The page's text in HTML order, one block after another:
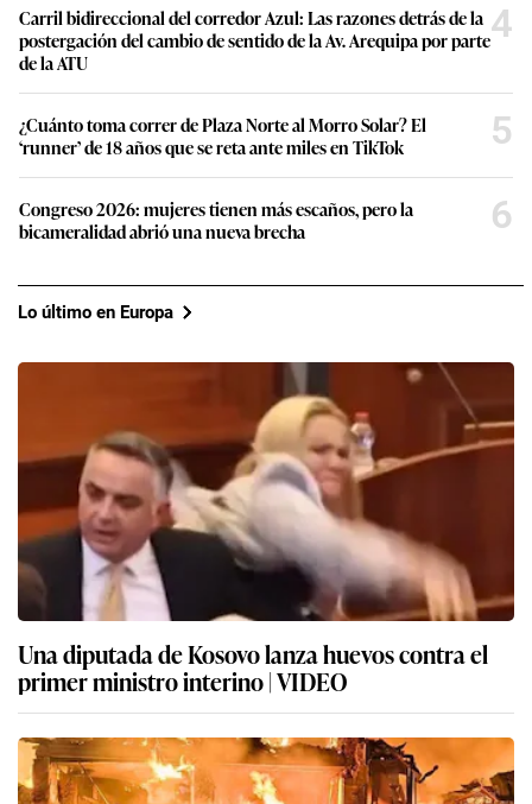
Carril bidireccional del corredor Azul: Las razones detrás de la
postergación del cambio de sentido de la Av. Arequipa por parte
de la ATU
4
¿Cuánto toma correr de Plaza Norte al Morro Solar? El
‘runner’ de 18 años que se reta ante miles en TikTok
5
Congreso 2026: mujeres tienen más escaños, pero la
bicameralidad abrió una nueva brecha
6
Lo último en Europa
Una diputada de Kosovo lanza huevos contra el
primer ministro interino | VIDEO